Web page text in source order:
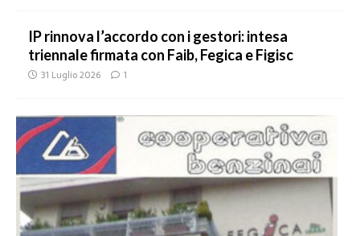
IP rinnova l’accordo con i gestori: intesa
triennale firmata con Faib, Fegica e Figisc
31 Luglio 2026 1